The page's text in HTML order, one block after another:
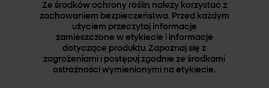
Ze środków ochrony roślin należy korzystać z
zachowaniem bezpieczeństwa. Przed każdym
użyciem przeczytaj informacje
zamieszczone w etykiecie i informacje
dotyczące produktu. Zapoznaj się z
zagrożeniami i postępuj zgodnie ze środkami
ostrożności wymienionymi na etykiecie.